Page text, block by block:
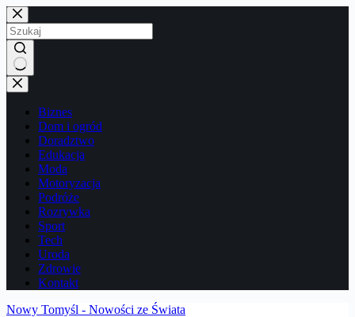
Przejdź
do
treści
Brak
wyników
Biznes
Dom i ogród
Doradztwo
Edukacja
Moda
Motoryzacja
Podróże
Rozrywka
Sport
Tech
Uroda
Zdrowie
Kontakt
Nowy Tomyśl - Nowości ze Świata